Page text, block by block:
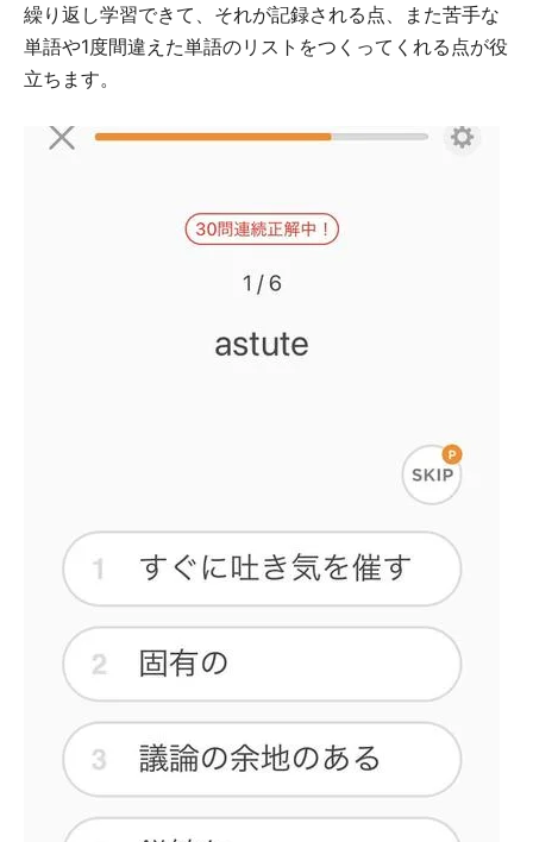
繰り返し学習できて、それが記録される点、また苦手な
単語や1度間違えた単語のリストをつくってくれる点が役
立ちます。